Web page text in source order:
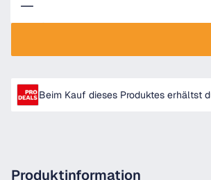
Beim Kauf dieses Produktes erhältst
Produktinformation